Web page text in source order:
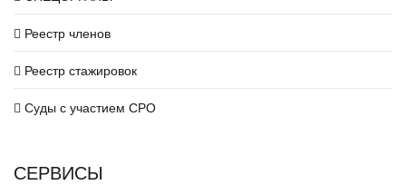
Реестр членов
Реестр стажировок
Суды с участием СРО
СЕРВИСЫ